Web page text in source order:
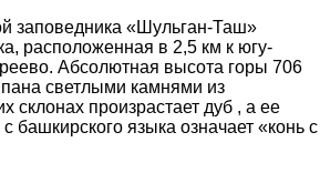
заповедника «Шульган-Таш»
расположенная в 2,5 км к югу-
Абсолютная высота горы 706
светлыми камнями из
склонах произрастает дуб , а ее
башкирского языка означает «конь с